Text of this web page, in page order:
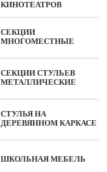
КИНОТЕАТРОВ
СЕКЦИИ
МНОГОМЕСТНЫЕ
СЕКЦИИ СТУЛЬЕВ
МЕТАЛЛИЧЕСКИЕ
СТУЛЬЯ НА
ДЕРЕВЯННОМ КАРКАСЕ
ШКОЛЬНАЯ МЕБЕЛЬ